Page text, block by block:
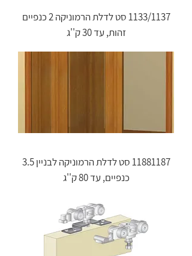
1133/1137 סט לדלת הרמוניקה 2 כנפיים
זהות, עד 30 ק''ג
11881187 סט לדלת הרמוניקה לבניין 3.5
כנפיים, עד 80 ק''ג